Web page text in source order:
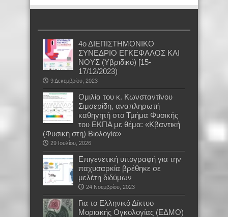
4ο ΔΙΕΠΙΣΤΗΜΟΝΙΚΟ
ΣΥΝΕΔΡΙΟ ΕΓΚΕΦΑΛΟΣ ΚΑΙ
ΝΟΥΣ (Υβριδικό) [15-
17/12/2023)
9 Δεκεμβρίου, 2023
Oμιλία του κ. Κωνσταντίνου
Σιμσερίδη, αναπληρωτή
καθηγητή στο Τμήμα Φυσικής
του ΕΚΠΑ με θέμα: «Κβαντική
(Φυσική στη) Βιολογία»
29 Ιουλίου, 2026
Επιγενετική υπογραφή για την
παχυσαρκία βρέθηκε σε
μελέτη διδύμων
24 Νοεμβρίου, 2023
Για το Ελληνικό Δίκτυο
Μοριακής Ογκολογίας (ΕΔΜΟ)